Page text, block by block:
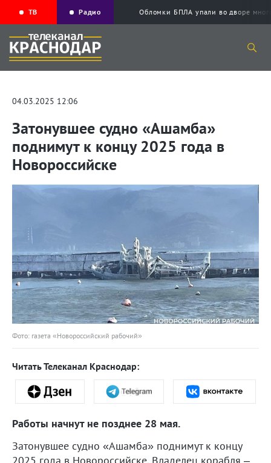
ТВ Радио Обломки БПЛА упали во дворе
04.03.2025 12:06
Затонувшее судно «Ашамба»
поднимут к концу 2025 года в
Новороссийске
Фото: газета «Новороссийский рабочий»
Читать Телеканал Краснодар:
Работы начнут не позднее 28 мая.
Затонувшее судно «Ашамба» поднимут к концу
2025 года в Новороссийске. Владелец корабля –